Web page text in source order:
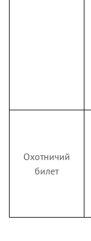
Ежемесячное
пособие на
Охотничий
билет